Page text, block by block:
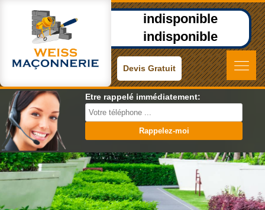
indisponible
indisponible
Devis Gratuit
Etre rappelé immédiatement: